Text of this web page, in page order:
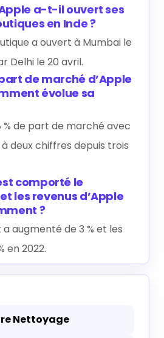
a-t-il ouvert ses
en Inde ?
a ouvert à Mumbai le
Delhi le 20 avril.
de marché d’Apple
évolue sa
de part de marché avec
deux chiffres depuis trois
comporté le
les revenus d’Apple
?
augmenté de 3 % et les
en 2022.
Nettoyage